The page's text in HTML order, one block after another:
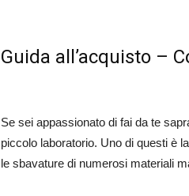
Guida all’acquisto –
Se sei appassionato di fai da te
piccolo laboratorio. Uno di questi è
le sbavature di numerosi materiali